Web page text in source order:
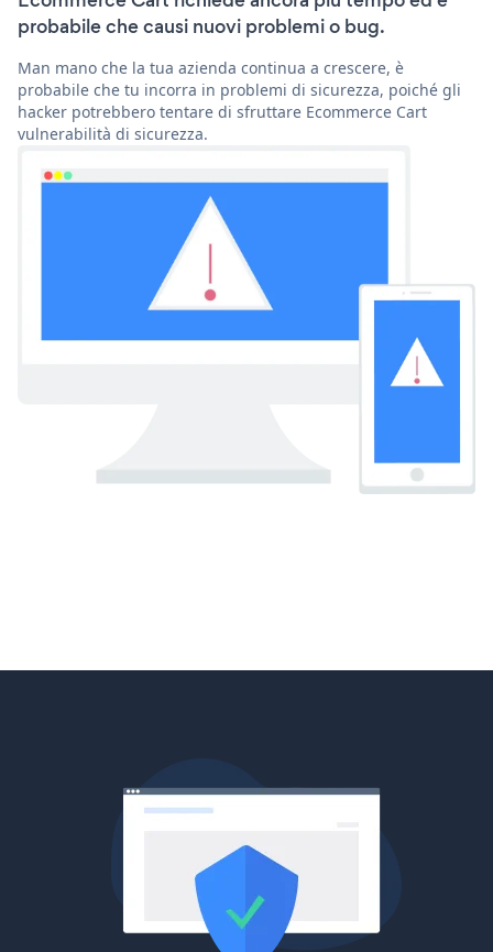
probabile che causi nuovi problemi o bug.
Man mano che la tua azienda continua a crescere, è
probabile che tu incorra in problemi di sicurezza, poiché gli
hacker potrebbero tentare di sfruttare Ecommerce Cart
vulnerabilità di sicurezza.